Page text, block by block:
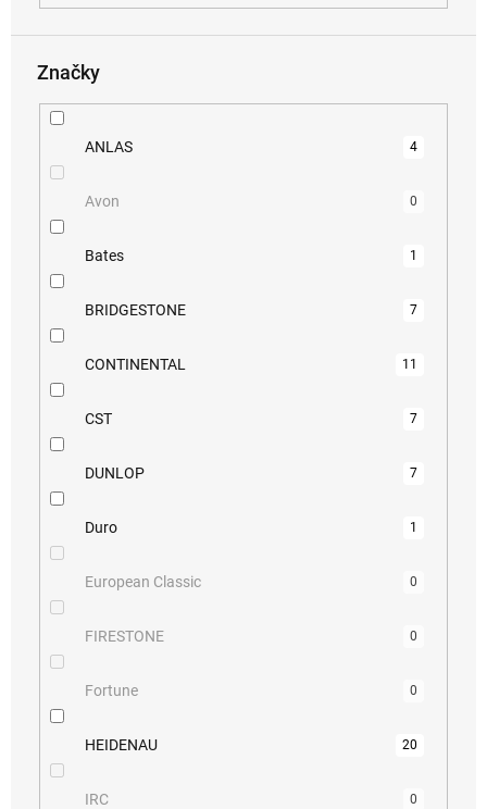
Značky
ANLAS 4
Avon 0
Bates 1
BRIDGESTONE 7
CONTINENTAL 11
CST 7
DUNLOP 7
Duro 1
European Classic 0
FIRESTONE 0
Fortune 0
HEIDENAU 20
IRC 0